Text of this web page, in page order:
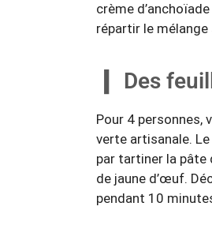
crème
répartir le
Des
Pour 4 personnes,
verte artisanale.
par tartiner la pâte
de jaune d’œuf.
pendant 10